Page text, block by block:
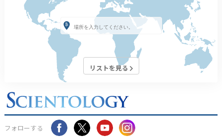
リストを見る
フォローする